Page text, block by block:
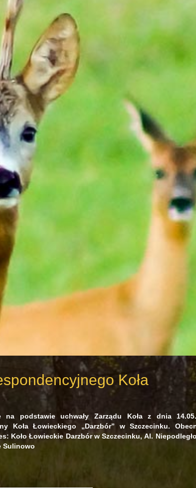
Koła
na podstawie uchwały Zarządu Koła z dnia
Koła Łowieckiego „Darzbór” w Szczecinku.
Koło Łowieckie Darzbór w Szczecinku, Al.
Sulinowo